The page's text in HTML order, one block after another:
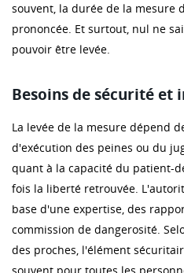
souvent, la durée de la mesure
prononcée. Et surtout, nul ne
pouvoir être levée.
Besoins de sécurité et
La levée de la mesure dépend
d'exécution des peines ou du
quant à la capacité du patient-
fois la liberté retrouvée.
base d'une expertise, des
commission de dangerosité.
des proches, l'élément